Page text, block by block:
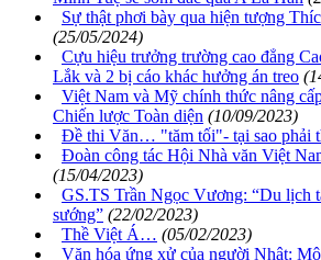
Sự thật phơi bày qua hiện tượng
(25/05/2024)
Cựu hiệu trưởng trường cao đẳng
Lắk và 2 bị cáo khác hưởng án treo
Việt Nam và Mỹ chính thức nâng
Chiến lược Toàn diện (10/09/2023)
Đề thi Văn… "tăm tối"- tại sao phải
Đoàn công tác Hội Nhà văn Việt
(15/04/2023)
GS.TS Trần Ngọc Vương: “Du lịch
sướng” (22/02/2023)
Thề Việt Á… (05/02/2023)
Văn hóa ứng xử của người Nhật: